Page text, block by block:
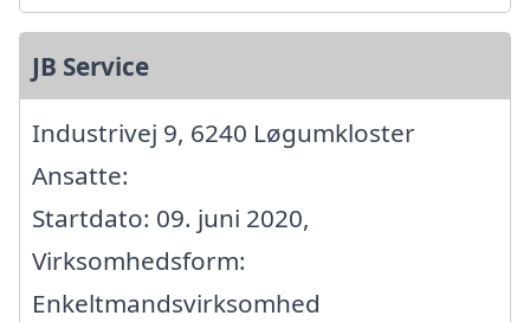
JB Service
Industrivej 9, 6240 Løgumkloster
Ansatte:
Startdato: 09. juni 2020,
Virksomhedsform:
Enkeltmandsvirksomhed